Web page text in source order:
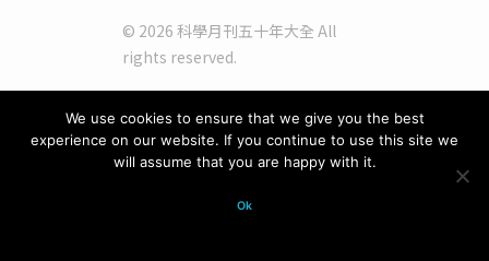
© 2026 科學月刊五十年大全 All
rights reserved.
We use cookies to ensure that we give you the best
experience on our website. If you continue to use this site we
will assume that you are happy with it.
Ok